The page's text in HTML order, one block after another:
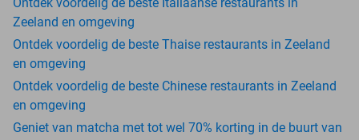
Zeeland en omgeving
Ontdek voordelig de beste Thaise restaurants in Zeeland
en omgeving
Ontdek voordelig de beste Chinese restaurants in Zeeland
en omgeving
Geniet van matcha met tot wel 70% korting in de buurt van